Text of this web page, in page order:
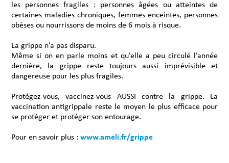
les personnes fragiles : personnes âgées ou atteintes de
certaines maladies chroniques, femmes enceintes, personnes
obèses ou nourrissons de moins de 6 mois à risque.
La grippe n’a pas disparu.
Même si on en parle moins et qu’elle a peu circulé l’année
dernière, la grippe reste toujours aussi imprévisible et
dangereuse pour les plus fragiles.
Protégez-vous, vaccinez-vous AUSSI contre la grippe. La
vaccination antigrippale reste le moyen le plus efficace pour
se protéger et protéger son entourage.
Pour en savoir plus : www.ameli.fr/grippe